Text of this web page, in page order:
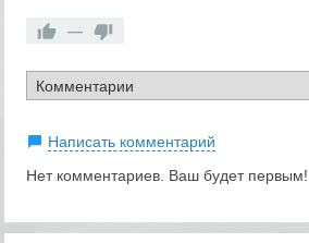
—
Написать комментарий
Нет комментариев. Ваш будет первым!